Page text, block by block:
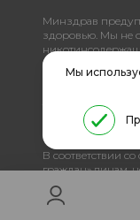
Минздрав
здоровью. Мы не
Федеральным
28.12.2016) "Об
окружающего
табака".
офертой.
В соответствии
граждан» лицам,
сайтом
служит лишь для
информации о
Мы